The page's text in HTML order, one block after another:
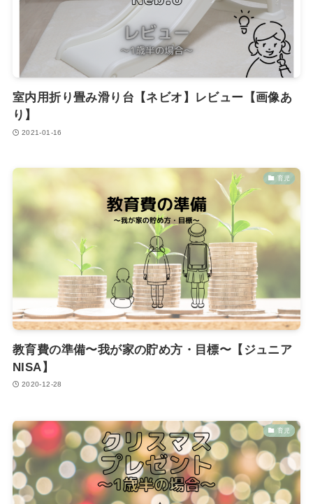
室内用折り畳み滑り台【ネビオ】レビュー【画像あ
り】
2021-01-16
育児
教育費の準備〜我が家の貯め方・目標〜【ジュニア
NISA】
2020-12-28
育児